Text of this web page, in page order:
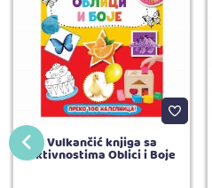
Vulkančić knjiga sa
aktivnostima Oblici i Boje